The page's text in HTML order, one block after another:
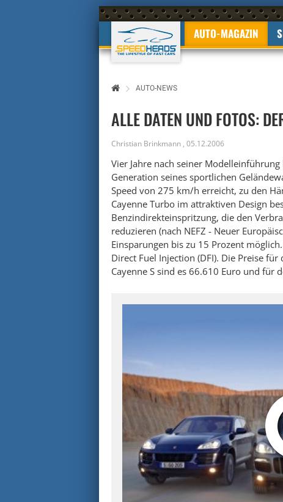
AUTO-MAGAZIN
AUTO-NEWS
ALLE DATEN UND FOTOS:
Christian Brinkmann , 05.12.2006
Vier Jahre nach seiner
Generation seines sportlichen
Speed von 275 km/h erreicht, zu den
Cayenne Turbo im attraktiven Design
Benzindirekteinspritzung, die den
reduzieren (nach NEFZ - Neuer
Einsparungen bis zu 15 Prozent
Direct Fuel Injection (DFI). Die Preise
Cayenne S sind es 66.610 Euro und für